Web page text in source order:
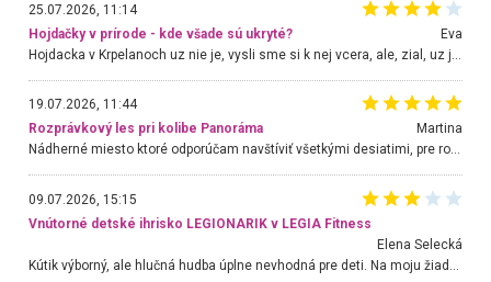
25.07.2026, 11:14
Hojdačky v prírode - kde všade sú ukryté?
Eva
19.07.2026, 11:44
Rozprávkový les pri kolibe Panoráma
Martina
Nádherné miesto ktoré odporúčam navštíviť všetkými desiatimi, pre rodiny s deťmi, dôchodcom... Proste a jednoducho ozaj rozprávkový les.. určite ešte prídeme. Odniesli sme si na pamiatku krásne tričká,
09.07.2026, 15:15
Vnútorné detské ihrisko LEGIONARIK v LEGIA Fitness
Elena Selecká
Kútik výborný, ale hlučná hudba úplne nevhodná pre deti. Na moju žiadosť o aspoň sušenie nereagovali.